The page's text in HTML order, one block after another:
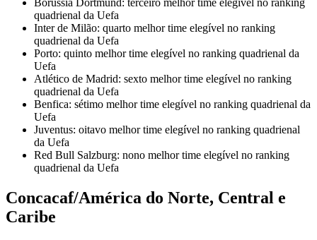
Borussia Dortmund: terceiro melhor time elegível no ranking
quadrienal da Uefa
Inter de Milão: quarto melhor time elegível no ranking
quadrienal da Uefa
Porto: quinto melhor time elegível no ranking quadrienal da
Uefa
Atlético de Madrid: sexto melhor time elegível no ranking
quadrienal da Uefa
Benfica: sétimo melhor time elegível no ranking quadrienal da
Uefa
Juventus: oitavo melhor time elegível no ranking quadrienal
da Uefa
Red Bull Salzburg: nono melhor time elegível no ranking
quadrienal da Uefa
Concacaf/América do Norte, Central e
Caribe